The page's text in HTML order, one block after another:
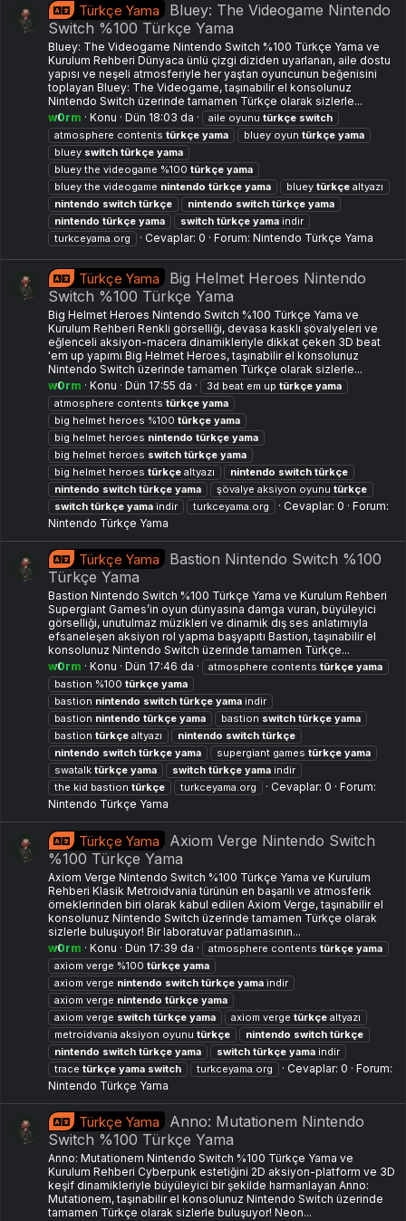
Türkçe Yama
Bluey: The Videogame Nintendo
Switch %100 Türkçe Yama
Bluey: The Videogame Nintendo Switch %100 Türkçe Yama ve
Kurulum Rehberi Dünyaca ünlü çizgi diziden uyarlanan, aile dostu
yapısı ve neşeli atmosferiyle her yaştan oyuncunun beğenisini
toplayan Bluey: The Videogame, taşınabilir el konsolunuz
Nintendo Switch üzerinde tamamen Türkçe olarak sizlerle...
w0rm
Konu Dün 18:03 da aile oyunu türkçe switch
atmosphere contents türkçe yama bluey oyun türkçe yama
bluey switch türkçe yama
bluey the videogame %100 türkçe yama
bluey the videogame nintendo türkçe yama bluey türkçe altyazı
nintendo switch türkçe nintendo switch türkçe yama
nintendo türkçe yama switch türkçe yama indir
turkceyama.org
Cevaplar: 0 Forum: Nintendo Türkçe Yama
Türkçe Yama
Big Helmet Heroes Nintendo
Switch %100 Türkçe Yama
Big Helmet Heroes Nintendo Switch %100 Türkçe Yama ve
Kurulum Rehberi Renkli görselliği, devasa kasklı şövalyeleri ve
eğlenceli aksiyon-macera dinamikleriyle dikkat çeken 3D beat
'em up yapımı Big Helmet Heroes, taşınabilir el konsolunuz
Nintendo Switch üzerinde tamamen Türkçe olarak sizlerle...
w0rm
Konu Dün 17:55 da 3d beat em up türkçe yama
atmosphere contents türkçe yama
big helmet heroes %100 türkçe yama
big helmet heroes nintendo türkçe yama
big helmet heroes switch türkçe yama
big helmet heroes türkçe altyazı nintendo switch türkçe
nintendo switch türkçe yama şövalye aksiyon oyunu türkçe
switch türkçe yama indir turkceyama.org Cevaplar: 0
Forum:
Nintendo Türkçe Yama
Türkçe Yama
Bastion Nintendo Switch %100
Türkçe Yama
Bastion Nintendo Switch %100 Türkçe Yama ve Kurulum Rehberi
Supergiant Games’in oyun dünyasına damga vuran, büyüleyici
görselliği, unutulmaz müzikleri ve dinamik dış ses anlatımıyla
efsaneleşen aksiyon rol yapma başyapıtı Bastion, taşınabilir el
konsolunuz Nintendo Switch üzerinde tamamen Türkçe...
w0rm
Konu Dün 17:46 da atmosphere contents türkçe yama
bastion %100 türkçe yama
bastion nintendo switch türkçe yama i̇ndir
bastion nintendo türkçe yama bastion switch türkçe yama
bastion türkçe altyazı nintendo switch türkçe
nintendo switch türkçe yama supergiant games türkçe yama
swatalk türkçe yama switch türkçe yama indir
the kid bastion türkçe turkceyama.org Cevaplar: 0
Forum:
Nintendo Türkçe Yama
Türkçe Yama
Axiom Verge Nintendo Switch
%100 Türkçe Yama
Axiom Verge Nintendo Switch %100 Türkçe Yama ve Kurulum
Rehberi Klasik Metroidvania türünün en başarılı ve atmosferik
örneklerinden biri olarak kabul edilen Axiom Verge, taşınabilir el
konsolunuz Nintendo Switch üzerinde tamamen Türkçe olarak
sizlerle buluşuyor! Bir laboratuvar patlamasının...
w0rm
Konu Dün 17:39 da atmosphere contents türkçe yama
axiom verge %100 türkçe yama
axiom verge nintendo switch türkçe yama i̇ndir
axiom verge nintendo türkçe yama
axiom verge switch türkçe yama axiom verge türkçe altyazı
metroidvania aksiyon oyunu türkçe nintendo switch türkçe
nintendo switch türkçe yama switch türkçe yama indir
trace türkçe yama switch turkceyama.org Cevaplar: 0
Forum:
Nintendo Türkçe Yama
Türkçe Yama
Anno: Mutationem Nintendo
Switch %100 Türkçe Yama
Anno: Mutationem Nintendo Switch %100 Türkçe Yama ve
Kurulum Rehberi Cyberpunk estetiğini 2D aksiyon-platform ve 3D
keşif dinamikleriyle büyüleyici bir şekilde harmanlayan Anno:
Mutationem, taşınabilir el konsolunuz Nintendo Switch üzerinde
tamamen Türkçe olarak sizlerle buluşuyor! Neon...